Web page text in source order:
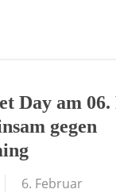
Day am
gegen
6. Februar